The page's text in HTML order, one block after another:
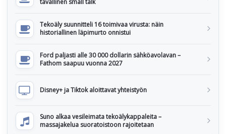
tavallinen small talk
Tekoäly suunnitteli 16 toimivaa virusta: näin
historiallinen läpimurto onnistui
Ford paljasti alle 30 000 dollarin sähköavolavan –
Fathom saapuu vuonna 2027
Disney+ ja Tiktok aloittavat yhteistyön
Suno alkaa vesileimata tekoälykappaleita –
massajakelua suoratoistoon rajoitetaan